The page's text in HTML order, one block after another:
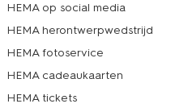
HEMA op social media
HEMA herontwerpwedstrijd
HEMA fotoservice
HEMA cadeaukaarten
HEMA tickets